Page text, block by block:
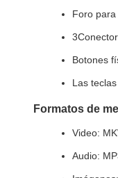
Foro para
Botones
Las
Formatos de
Video:
Audio: